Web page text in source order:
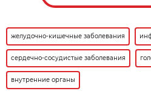
желудочно-кишечные заболевания
сердечно-сосудистые заболевания
внутренние органы